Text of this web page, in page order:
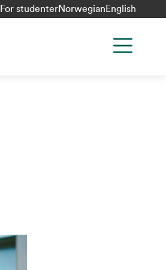
For studenterNorwegian English